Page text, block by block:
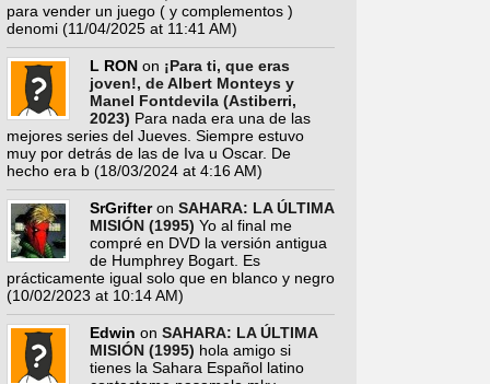
para vender un juego ( y complementos )
denomi (11/04/2025 at 11:41 AM)
L RON on ¡Para ti, que eras
joven!, de Albert Monteys y
Manel Fontdevila (Astiberri,
2023) Para nada era una de las
mejores series del Jueves. Siempre estuvo
muy por detrás de las de Iva u Oscar. De
hecho era b (18/03/2024 at 4:16 AM)
SrGrifteron SAHARA: LA ÚLTIMA
MISIÓN (1995) Yo al final me
compré en DVD la versión antigua
de Humphrey Bogart. Es
prácticamente igual solo que en blanco y negro
(10/02/2023 at 10:14 AM)
Edwin on SAHARA: LA ÚLTIMA
MISIÓN (1995) hola amigo si
tienes la Sahara Español latino